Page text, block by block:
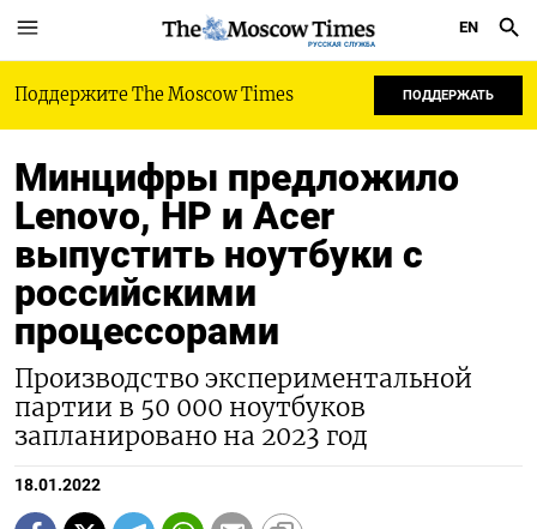
РУССКАЯ СЛУЖБА
EN
Поддержите The Moscow Times ПОДДЕРЖАТЬ
Минцифры предложило
Lenovo, HP и Acer
выпустить ноутбуки с
российскими
процессорами
Производство экспериментальной
партии в 50 000 ноутбуков
запланировано на 2023 год
18.01.2022